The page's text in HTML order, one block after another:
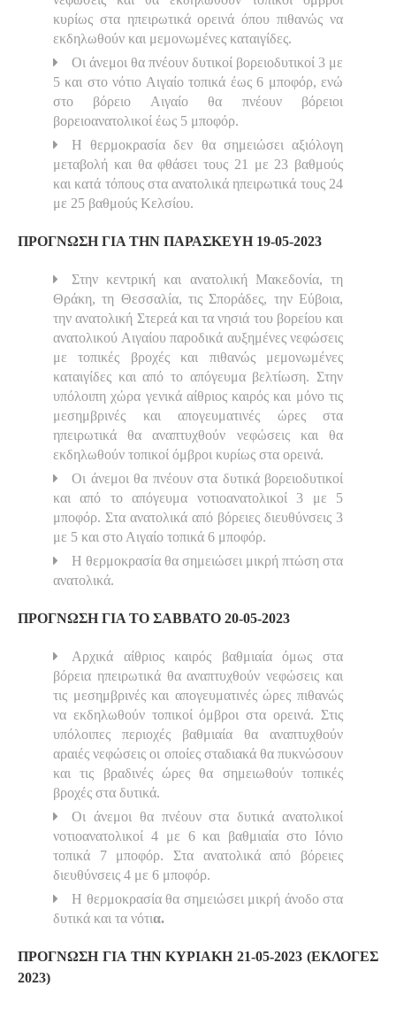
κυρίως στα ηπειρωτικά ορεινά όπου πιθανώς να
εκδηλωθούν και μεμονωμένες καταιγίδες.
Οι άνεμοι θα πνέουν δυτικοί βορειοδυτικοί 3 με
5 και στο νότιο Αιγαίο τοπικά έως 6 μποφόρ, ενώ
στο βόρειο Αιγαίο θα πνέουν βόρειοι
βορειοανατολικοί έως 5 μποφόρ.
Η θερμοκρασία δεν θα σημειώσει αξιόλογη
μεταβολή και θα φθάσει τους 21 με 23 βαθμούς
και κατά τόπους στα ανατολικά ηπειρωτικά τους 24
με 25 βαθμούς Κελσίου.
ΠΡΟΓΝΩΣΗ ΓΙΑ ΤΗΝ ΠΑΡΑΣΚΕΥΗ 19-05-2023
Στην κεντρική και ανατολική Μακεδονία, τη
Θράκη, τη Θεσσαλία, τις Σποράδες, την Εύβοια,
την ανατολική Στερεά και τα νησιά του βορείου και
ανατολικού Αιγαίου παροδικά αυξημένες νεφώσεις
με τοπικές βροχές και πιθανώς μεμονωμένες
καταιγίδες και από το απόγευμα βελτίωση. Στην
υπόλοιπη χώρα γενικά αίθριος καιρός και μόνο τις
μεσημβρινές και απογευματινές ώρες στα
ηπειρωτικά θα αναπτυχθούν νεφώσεις και θα
εκδηλωθούν τοπικοί όμβροι κυρίως στα ορεινά.
Οι άνεμοι θα πνέουν στα δυτικά βορειοδυτικοί
και από το απόγευμα νοτιοανατολικοί 3 με 5
μποφόρ. Στα ανατολικά από βόρειες διευθύνσεις 3
με 5 και στο Αιγαίο τοπικά 6 μποφόρ.
Η θερμοκρασία θα σημειώσει μικρή πτώση στα
ανατολικά.
ΠΡΟΓΝΩΣΗ ΓΙΑ ΤΟ ΣΑΒΒΑΤΟ 20-05-2023
Αρχικά αίθριος καιρός βαθμιαία όμως στα
βόρεια ηπειρωτικά θα αναπτυχθούν νεφώσεις και
τις μεσημβρινές και απογευματινές ώρες πιθανώς
να εκδηλωθούν τοπικοί όμβροι στα ορεινά. Στις
υπόλοιπες περιοχές βαθμιαία θα αναπτυχθούν
αραιές νεφώσεις οι οποίες σταδιακά θα πυκνώσουν
και τις βραδινές ώρες θα σημειωθούν τοπικές
βροχές στα δυτικά.
Οι άνεμοι θα πνέουν στα δυτικά ανατολικοί
νοτιοανατολικοί 4 με 6 και βαθμιαία στο Ιόνιο
τοπικά 7 μποφόρ. Στα ανατολικά από βόρειες
διευθύνσεις 4 με 6 μποφόρ.
Η θερμοκρασία θα σημειώσει μικρή άνοδο στα
δυτικά και τα νότια.
ΠΡΟΓΝΩΣΗ ΓΙΑ ΤΗΝ ΚΥΡΙΑΚΗ 21-05-2023 (ΕΚΛΟΓΕΣ
2023)